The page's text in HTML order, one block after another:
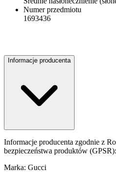
Numer przedmiotu
1693436
Informacje producenta
Informacje producenta zgodnie z
bezpieczeństwa produktów (GPSR):
Marka: Gucci